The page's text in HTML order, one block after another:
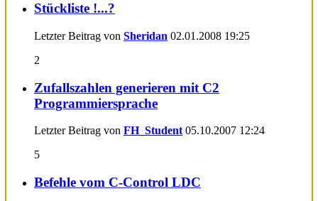
Stückliste !...?
Letzter Beitrag von Sheridan 02.01.2008 19:25
2
Zufallszahlen generieren mit C2
Programmiersprache
Letzter Beitrag von FH_Student 05.10.2007 12:24
5
Befehle vom C-Control LDC